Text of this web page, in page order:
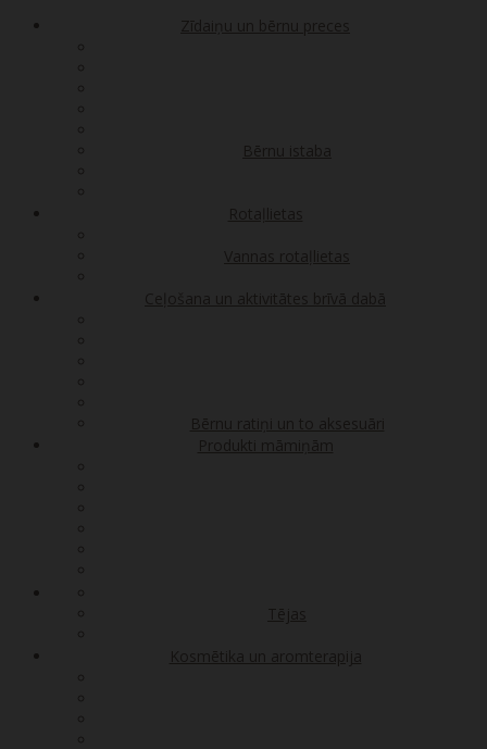
Zīdaiņu un bērnu preces
Bērnu istaba
Rotaļlietas
Vannas rotaļlietas
Ceļošana un aktivitātes brīvā dabā
Bērnu ratiņi un to aksesuāri
Produkti māmiņām
Tējas
Kosmētika un aromterapija